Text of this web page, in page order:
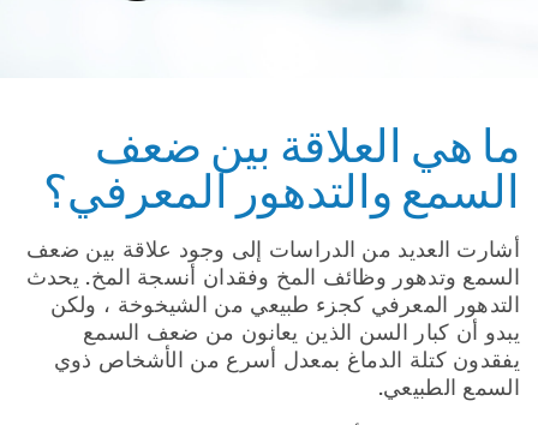
ما هي العلاقة بين ضعف
السمع والتدهور المعرفي؟
أشارت العديد من الدراسات إلى وجود علاقة بين ضعف
السمع وتدهور وظائف المخ وفقدان أنسجة المخ. يحدث
التدهور المعرفي كجزء طبيعي من الشيخوخة ، ولكن
يبدو أن كبار السن الذين يعانون من ضعف السمع
يفقدون كتلة الدماغ بمعدل أسرع من الأشخاص ذوي
السمع الطبيعي.